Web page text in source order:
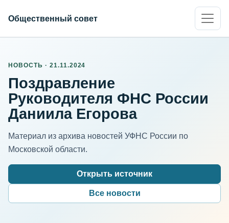
Общественный совет
НОВОСТЬ · 21.11.2024
Поздравление
Руководителя ФНС России
Даниила Егорова
Материал из архива новостей УФНС России по
Московской области.
Открыть источник
Все новости